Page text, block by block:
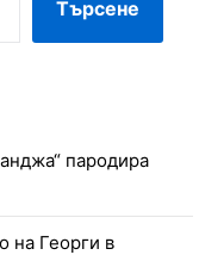
Търсене
пародира
на Георги в